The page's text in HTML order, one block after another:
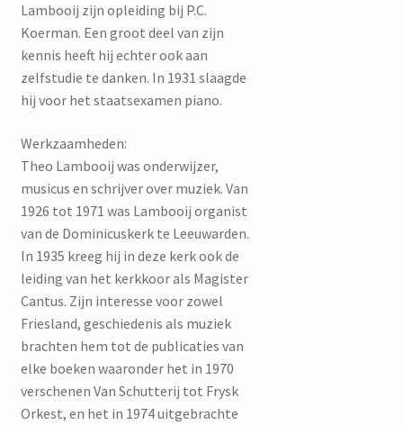
Lambooij zijn opleiding bij P.C.
Koerman. Een groot deel van zijn
kennis heeft hij echter ook aan
zelfstudie te danken. In 1931 slaagde
hij voor het staatsexamen piano.
Werkzaamheden:
Theo Lambooij was onderwijzer,
musicus en schrijver over muziek. Van
1926 tot 1971 was Lambooij organist
van de Dominicuskerk te Leeuwarden.
In 1935 kreeg hij in deze kerk ook de
leiding van het kerkkoor als Magister
Cantus. Zijn interesse voor zowel
Friesland, geschiedenis als muziek
brachten hem tot de publicaties van
elke boeken waaronder het in 1970
verschenen Van Schutterij tot Frysk
Orkest, en het in 1974 uitgebrachte